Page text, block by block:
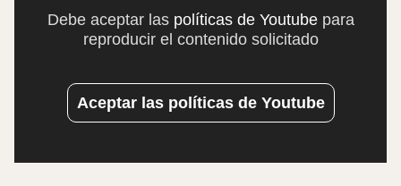
Debe aceptar las políticas de Youtubepara
reproducir el contenido solicitado
Aceptar las políticas de Youtube